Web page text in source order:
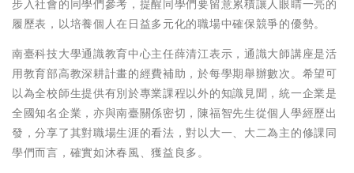
步入社會的同學們參考，提醒同學們要留意累積讓人眼睛一亮的
履歷表，以培養個人在日益多元化的職場中確保競爭的優勢。
南臺科技大學通識教育中心主任薛清江表示，通識大師講座是活
用教育部高教深耕計畫的經費補助，於每學期舉辦數次。希望可
以為全校師生提供有別於專業課程以外的知識見聞，統一企業是
全國知名企業，亦與南臺關係密切，陳福智先生從個人學經歷出
發，分享了其對職場生涯的看法，對以大一、大二為主的修課同
學們而言，確實如沐春風、獲益良多。